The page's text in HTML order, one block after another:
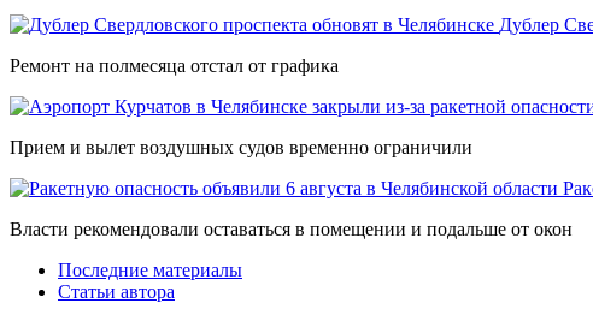
Дублер
Ремонт на полмесяца отстал от графика
Прием и вылет воздушных судов временно ограничили
Власти рекомендовали оставаться в помещении и подальше от окон
Последние материалы
Статьи автора